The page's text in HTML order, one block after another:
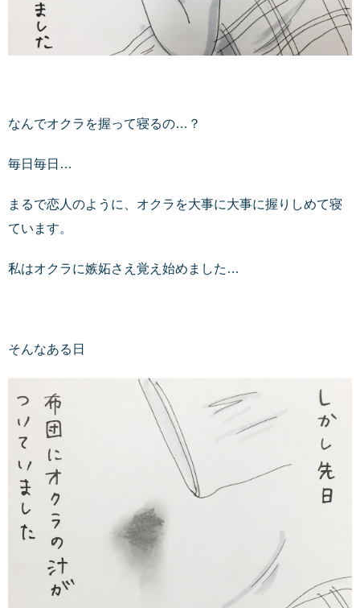
なんでオクラを握って寝るの…？
毎日毎日…
まるで恋人のように、オクラを大事に大事に握りしめて寝
ています。
私はオクラに嫉妬さえ覚え始めました…
そんなある日